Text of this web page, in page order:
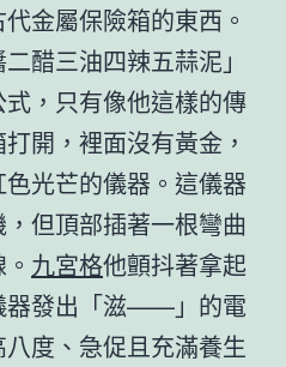
金屬保險箱的東西。
醋三油四辣五蒜泥」
式，只有像他這樣的傳
開，裡面沒有黃金，
光芒的儀器。這儀器
但頂部插著一根彎曲
九宮格他顫抖著拿起
器發出「滋——」的電
度、急促且充滿養生